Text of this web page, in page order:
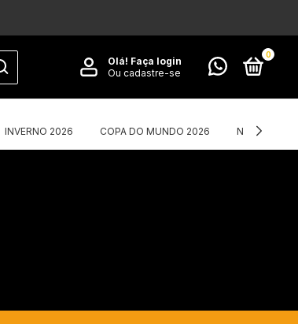
Olá! Faça login
Ou cadastre-se
0
INVERNO 2026 COPA DO MUNDO 2026 NIKE X